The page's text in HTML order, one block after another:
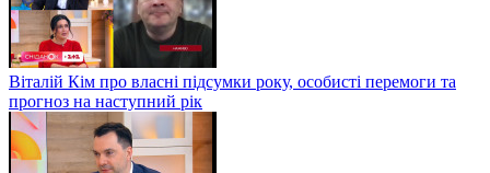
Віталій Кім про власні підсумки року, особисті перемоги та
прогноз на наступний рік